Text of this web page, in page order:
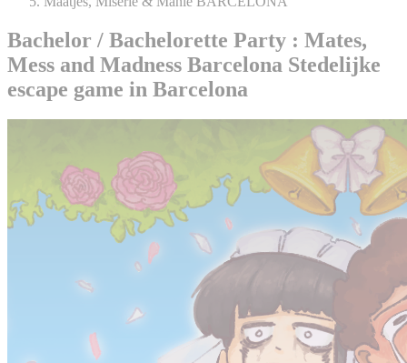
Bachelor / Bachelorette Party : Mates,
Mess and Madness Barcelona Stedelijke
escape game in Barcelona